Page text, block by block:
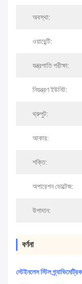
অবস্থা:
ওয়ারেন্টি:
যন্ত্রপাতি পরীক্ষা:
নিয়ন্ত্রণ ইউনিট:
থ্রুপুট:
আকার:
শক্তি:
অপারেশন ভোল্টেজ:
উপাদান:
বর্ণনা
স্টেইনলেস স্টিল